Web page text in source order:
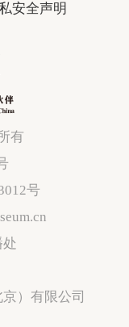
安全声明
有
号
）有限公司